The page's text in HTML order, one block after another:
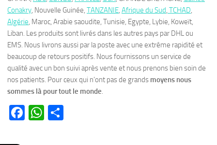
Conakry, Nouvelle Guinée, TANZANIE, Afrique du Sud, TCHAD,
Algérie, Maroc, Arabie saoudite, Tunisie, Egypte, Lybie, Koweït,
Liban. Les produits sont livrés dans les autres pays par DHL ou
EMS. Nous livrons aussi par la poste avec une extrême rapidité et
beaucoup de retours positifs. Nous fournissons un service de
qualité avec un bon suivi après vente et nous prenons bien soin de
nos patients. Pour ceux qui n’ont pas de grands moyens nous
sommes là pour tout le monde.
Facebook
WhatsApp